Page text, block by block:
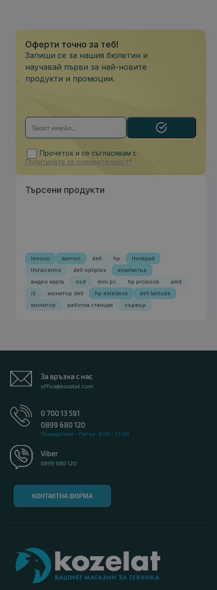
Оферти точно за теб!
Запиши се за нашия бюлетин и
научавай първи за най-новите
продукти и промоции.
Прочетох и се съгласявам с
Политиката за поверителност*
Търсени продукти
lenovo лаптоп dell hp
thinkpad
thinkcentre
dell optiplex
компютър
видео карта
ssd mini pc hp probook
amd
i5
монитор dell hp elitedesk
dell latitude
монитор
работна станция сървър
За връзка с нас
office@kozelat.com
0 700 13 591
0899 680 120
Понеделник - Петък: 9:00 - 17:30
Viber
0899 680 120
КОНТАКТНА ФОРМА